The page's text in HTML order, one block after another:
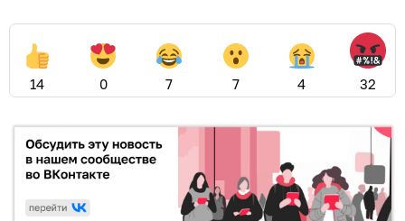
14 0 7 7 4 32